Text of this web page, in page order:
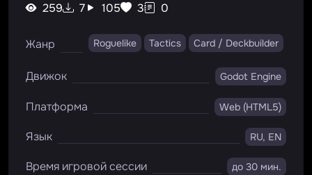
259 7 105 3 0
Жанр Roguelike Tactics Card / Deckbuilder
Движок Godot Engine
Платформа Web (HTML5)
Язык RU, EN
Время игровой сессии до 30 мин.